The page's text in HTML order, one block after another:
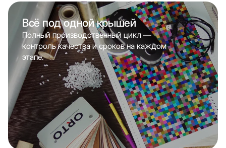
Всё под одной крышей
Полный производственный цикл —
контроль качества и сроков на каждом
этапе.